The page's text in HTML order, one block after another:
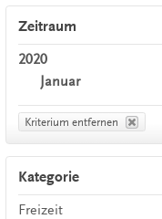
Zeitraum
2020
Januar
Kriterium entfernen
Kategorie
Freizeit